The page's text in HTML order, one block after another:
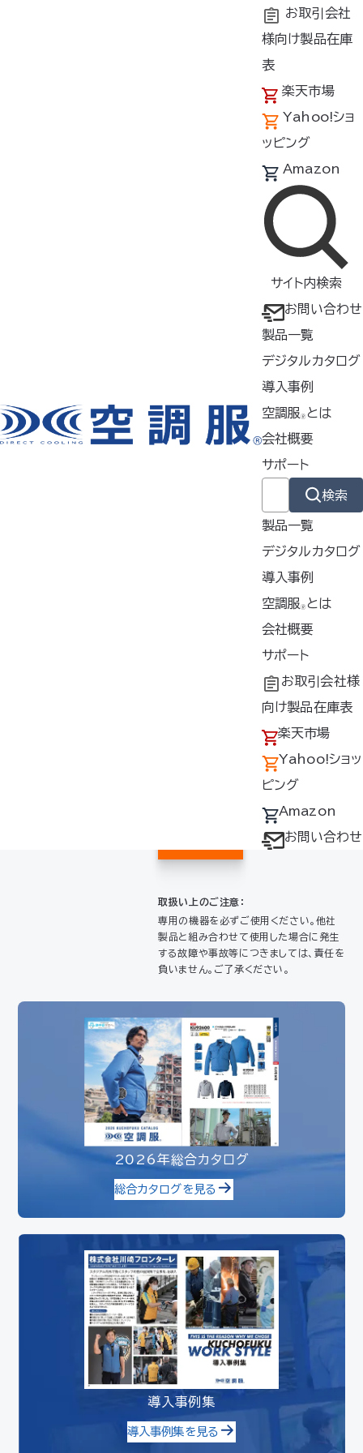
お取引会社
様向け製品在庫
表
楽天市場
Yahoo!ショ
ッピング
Amazon
サイト内検索
お問い合わせ
製品一覧
デジタルカタログ
導入事例
空調服🄬 とは
会社概要
サポート
検索
製品一覧
デジタルカタログ
導入事例
導入事例
共同開発
工場シミュレーシ
ョン
空調服🄬 とは
空調服 ®とは
開発秘話
会社概要
企業理念
会社概要
会社沿革
アクセス
採用情報
サポート
よくあるご質問
不要なバッテリー
の回収について
デバイス・ファン
オプション対応表
取扱説明書ダウ
ンロードサービス
防爆デバイス取り
扱い店舗
お取引会社様
向け製品在庫表
楽天市場
Yahoo!ショッ
ピング
Amazon
お問い合わせ
ケーブル/充電器
ケーブル
CB23312
ラージサイズのウェアやつなぎ
にお使いいただけるロングタイ
【推奨ウェア】
6Lサイズ以上 / KU92400、K
U92425、KU92130、KU92
330、KU92320、KU9203
0、KU92340の3L以上 / エレ
り、実際の製品の色と表示色は
若干異なります。また、仕様は予
告なく変更する場合がございま
取扱い上のご注意：
専用の機器を必ずご使用ください。他社
製品と組み合わせて使用した場合に発生
する故障や事故等につきましては、責任を
負いません。ご了承ください。
2026年総合カタログ
総合カタログを見る
導入事例集
導入事例集を見る